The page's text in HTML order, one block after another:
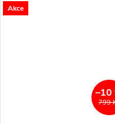
Akce
799
–10